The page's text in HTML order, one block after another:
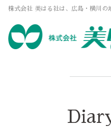
株式会社 美はる社は、広島・横川の